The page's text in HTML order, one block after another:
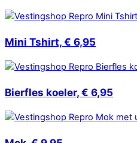
Mini Tshirt, € 6,95
Bierfles koeler, € 6,95